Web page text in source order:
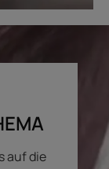
auf die